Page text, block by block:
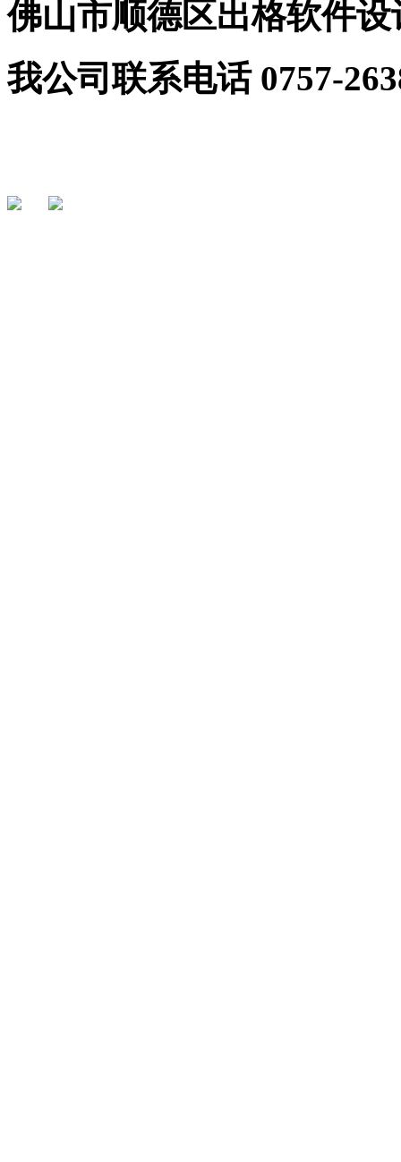
佛山市顺德区出格软件
我公司联系电话 0757-